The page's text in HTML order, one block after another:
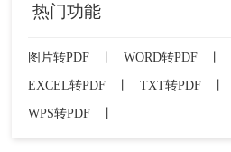
热门功能
图片转PDF WORD转PDF
EXCEL转PDF
TXT转PDF
WPS转PDF